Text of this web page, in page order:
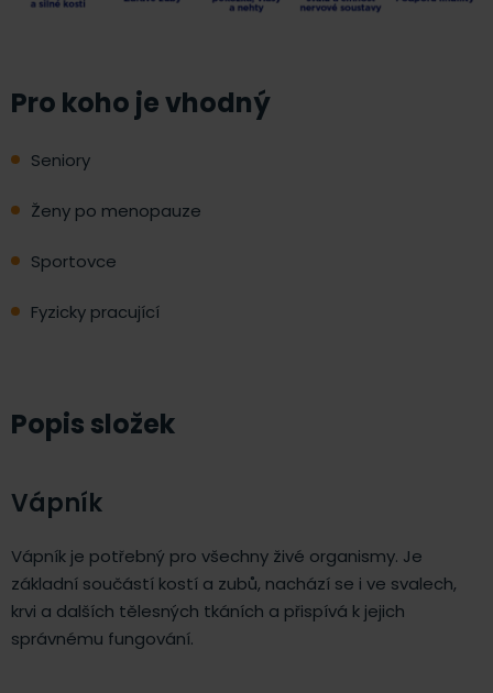
Pro koho je vhodný
Seniory
Ženy po menopauze
Sportovce
Fyzicky pracující
Popis složek
Vápník
Vápník je potřebný pro všechny živé organismy. Je
základní součástí kostí a zubů, nachází se i ve svalech,
krvi a dalších tělesných tkáních a přispívá k jejich
správnému fungování.